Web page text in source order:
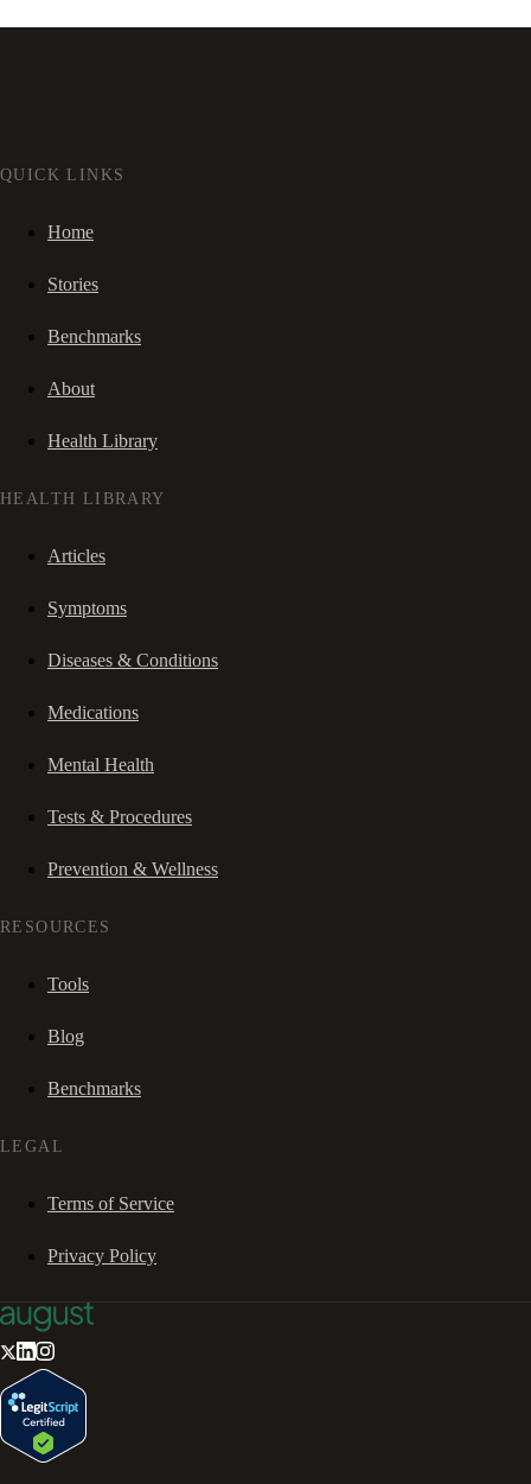
QUICK LINKS
Home
Stories
Benchmarks
About
Health Library
HEALTH LIBRARY
Articles
Symptoms
Diseases & Conditions
Medications
Mental Health
Tests & Procedures
Prevention & Wellness
RESOURCES
Tools
Blog
Benchmarks
LEGAL
Terms of Service
Privacy Policy